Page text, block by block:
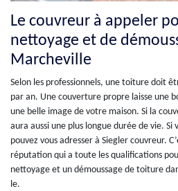
Le couvreur à appeler
nettoyage et de
Marcheville
Selon les professionnels, une toiture doit
par an. Une couverture propre laisse une
une belle image de votre maison. Si la
aura aussi une plus longue durée de vie.
pouvez vous adresser à Siegler couvreur.
réputation qui a toute les qualifications
nettoyage et un démoussage de toiture
le.